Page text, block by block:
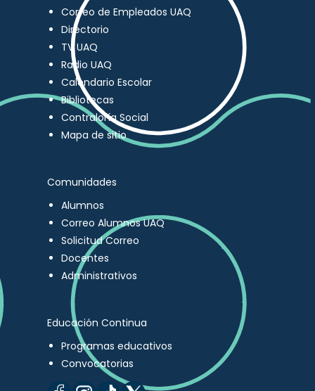
Correo de Empleados UAQ
Directorio
TV UAQ
Radio UAQ
Calendario Escolar
Bibliotecas
Contraloría Social
Mapa de sitio
Comunidades
Alumnos
Correo Alumnos UAQ
Solicitud Correo
Docentes
Administrativos
Educación Continua
Programas educativos
Convocatorias